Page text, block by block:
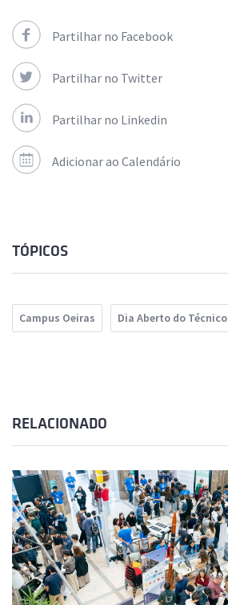
Partilhar no Facebook
Partilhar no Twitter
Partilhar no Linkedin
Adicionar ao Calendário
TÓPICOS
Campus Oeiras Dia Aberto do Técnico
RELACIONADO